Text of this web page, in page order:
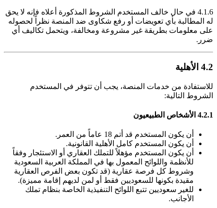
4.1.6 في حال خالف المستخدم الشروط المذكورة أعلاه فإنه لا يحق
له المطالبة بأي تعويضات أو رفع شكاوى ضد المنصة نظراً لحصوله
على معلومات بطريقة غير مشروعة ومخالفة، ويتحمل تكاليف أي
ضرر.
4.2 الأهلية
للاستفادة من خدمات المنصة، يجب أن تتوفر في المستخدم
الشروط التالية:
4.2.1 الأشخاص الطبيعيون
أن يكون المستخدم قد أتم 18 عاماً من العمر.
أن يكون المستخدم كامل الأهلية القانونية.
أن يكون المستخدم مؤهلاً للتملك العقاري أو الاستئجار وفقاً
للأنظمة واللوائح المعمول بها في المملكة العربية السعودية
وشروط كل فرصة عقارية (قد تكون بعض الفرص العقارية
مقيدة بكونها للسعوديين فقط أو لمن لديهم إقامة مميزة).
للغير سعوديين تتبع اللوائح التنفيذية الخاصة بنظام تملك
الأجانب.